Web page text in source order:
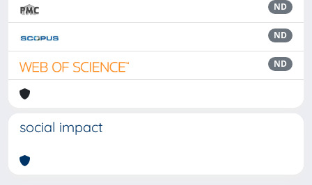
ND
ND
ND
social impact